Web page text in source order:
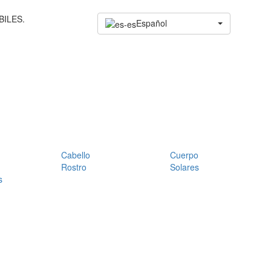
Español
Cabello
Cuerpo
Rostro
Solares